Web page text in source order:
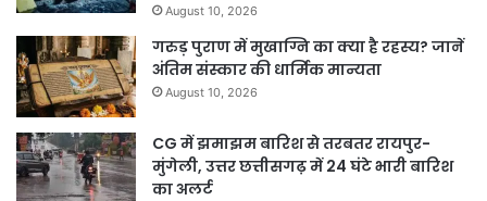
August 10, 2026
गरुड़ पुराण में मुखाग्नि का क्या है रहस्य? जानें
अंतिम संस्कार की धार्मिक मान्यता
August 10, 2026
CG में झमाझम बारिश से तरबतर रायपुर-
मुंगेली, उत्तर छत्तीसगढ़ में 24 घंटे भारी बारिश
का अलर्ट